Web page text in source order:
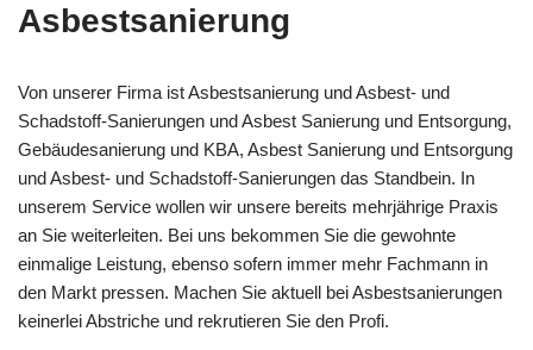
Asbestsanierung
Von unserer Firma ist Asbestsanierung und Asbest- und
Schadstoff-Sanierungen und Asbest Sanierung und Entsorgung,
Gebäudesanierung und KBA, Asbest Sanierung und Entsorgung
und Asbest- und Schadstoff-Sanierungen das Standbein. In
unserem Service wollen wir unsere bereits mehrjährige Praxis
an Sie weiterleiten. Bei uns bekommen Sie die gewohnte
einmalige Leistung, ebenso sofern immer mehr Fachmann in
den Markt pressen. Machen Sie aktuell bei Asbestsanierungen
keinerlei Abstriche und rekrutieren Sie den Profi.